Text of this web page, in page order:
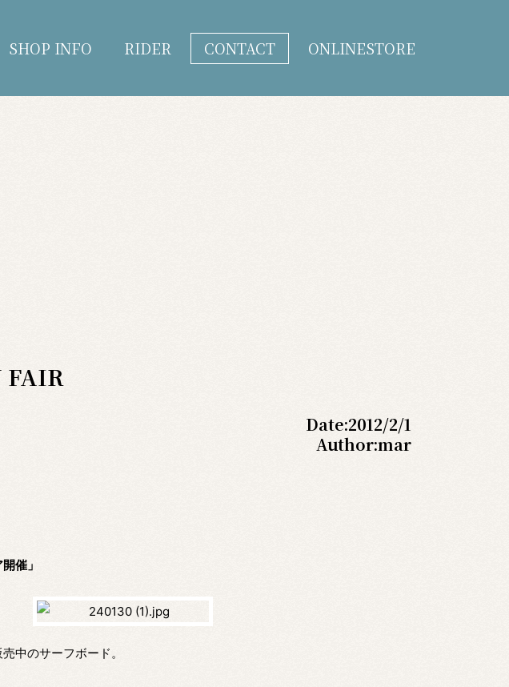
SHOP INFO RIDER CONTACT ONLINESTORE
FAIR
Date:2012/2/1
Author:mar
催」
中のサーフボード。